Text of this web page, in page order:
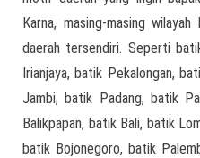
Karna, masing-masing
daerah tersendiri. Seperti
Irianjaya, batik Pekalongan,
Jambi, batik Padang, batik
Balikpapan, batik Bali, batik
batik Bojonegoro, batik